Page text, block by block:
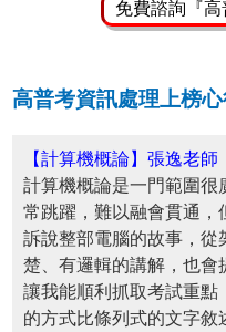
免費諮詢『
高普考資訊處理上榜
【計算機概論】張逸老師
計算機概論是一門範圍很
常跳躍，難以融會貫通，
訴說整部電腦的故事，從
楚、有邏輯的講解，也會
讓我能順利抓取考試重點
的方式比條列式的文字敘